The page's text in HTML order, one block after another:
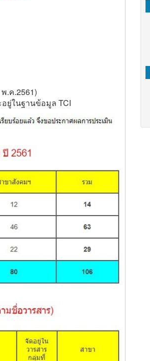
.ค.2561)
ยู่ในฐานข้อมูล TCI